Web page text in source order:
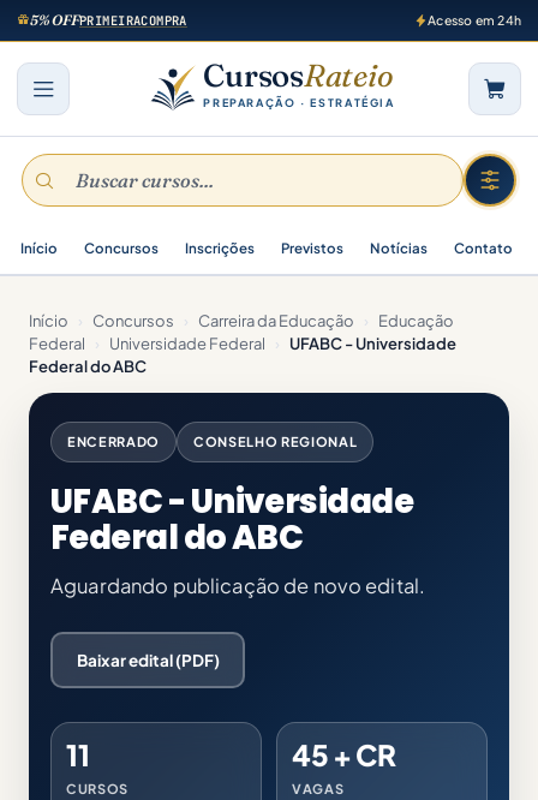
5% OFFPRIMEIRACOMPRA Acesso em 24h
CursosRateio
PREPARAÇÃO · ESTRATÉGIA
Início Concursos Inscrições Previstos Notícias Contato
Início › Concursos › Carreira da Educação ›
Educação
Federal
› Universidade Federal ›
UFABC - Universidade
Federal do ABC
ENCERRADO CONSELHO REGIONAL
UFABC - Universidade
Federal do ABC
Aguardando publicação de novo edital.
Baixar edital (PDF)
11
CURSOS
45 + CR
VAGAS